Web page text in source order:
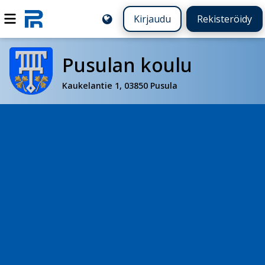
Kirjaudu Rekisteröidy
Pusulan koulu
Kaukelantie 1, 03850 Pusula